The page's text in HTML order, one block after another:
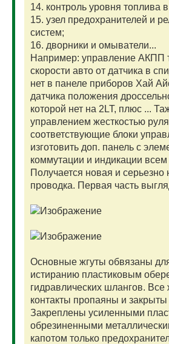
14. контроль уровня топлива
15. узел предохранителей и
систем;
16. дворники и омыватели...
Например: управление АКПП
скорости авто от датчика в
нет в панеле приборов Хай
датчика положения
которой нет на 2LT, плюс ...
управлением жесткостью
соответствующие блоки
изготовить доп. панель с
коммутации и индикации всем
Получается новая и
проводка. Первая часть
Основные жгуты обвязаны
истиранию пластиковым
гидравлических шлангов. Все
контакты пропаяны и закрыты
Закреплены усиленными
обрезиненными
капотом только